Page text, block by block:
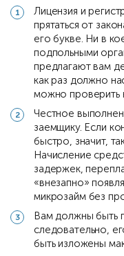
Лицензия и
прятаться от
его букве. Ни в
подпольными
предлагают вам
как раз должно
можно проверить
Честное
заемщику. Если
быстро, значит,
Начисление
задержек,
«внезапно»
микрозайм без
Вам должны быть
следовательно,
быть изложены